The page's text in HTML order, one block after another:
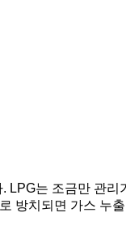
는 조금만 관
방치되면 가스 누